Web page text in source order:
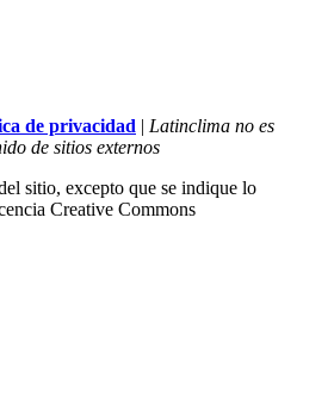
de privacidad | Latinclima no es
de sitios externos
sitio, excepto que se indique lo
Creative Commons